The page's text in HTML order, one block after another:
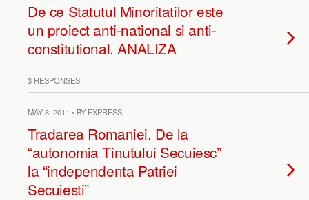
De ce Statutul Minoritatilor este
un proiect anti-national si anti-
constitutional. ANALIZA
3 RESPONSES
MAY 8, 2011 • BY EXPRESS
Tradarea Romaniei. De la
“autonomia Tinutului Secuiesc”
la “independenta Patriei
Secuiesti”